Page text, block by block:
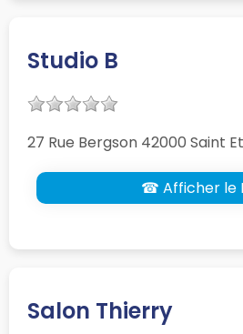
Studio B
27 Rue Bergson 42000 Saint
☎ Afficher le
Salon Thierry